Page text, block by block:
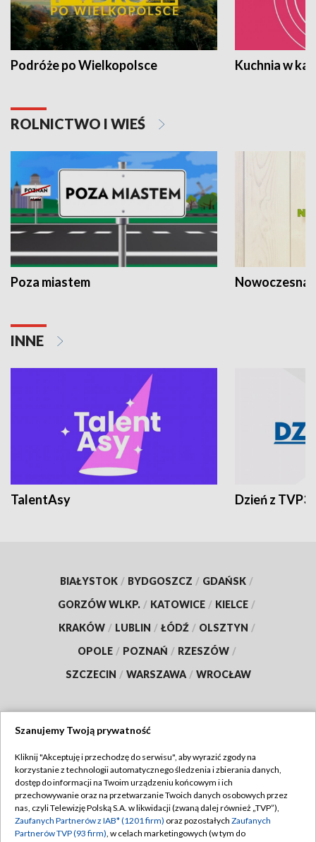
Podróże po Wielkopolsce Kuchnia w
ROLNICTWO I WIEŚ
Poza miastem Nowoczesna
INNE
TalentAsy Dzień z TVP3
BIAŁYSTOK / BYDGOSZCZ / GDAŃSK /
GORZÓW WLKP. / KATOWICE / KIELCE /
KRAKÓW / LUBLIN / ŁÓDŹ / OLSZTYN /
OPOLE / POZNAŃ / RZESZÓW /
SZCZECIN / WARSZAWA / WROCŁAW
TVP
Abonament TVP
Emisja w TVP
Regulamin TVP
Polityka prywatności
Szanujemy Twoją prywatność
Kliknij "Akceptuję i przechodzę do serwisu", aby wyrazić zgody na
korzystanie z technologii automatycznego śledzenia i zbierania danych,
dostęp do informacji na Twoim urządzeniu końcowym i ich
przechowywanie oraz na przetwarzanie Twoich danych osobowych przez
nas, czyli Telewizję Polską S.A. w likwidacji (zwaną dalej również „TVP”),
Zaufanych Partnerów z IAB* (1201 firm) oraz pozostałych Zaufanych
Partnerów TVP (93 firm), w celach marketingowych (w tym do